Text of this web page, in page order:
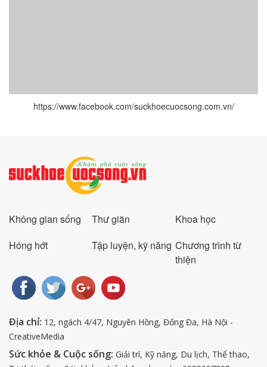
https://www.facebook.com/suckhoecuocsong.com.vn/
Không gian sống Thư giãn
Khoa học
Hóng hớt
Tập luyện, kỹ năng Chương trình từ
thiện
Địa chỉ: 12, ngách 4/47, Nguyên Hồng, Đống Đa, Hà Nội -
CreativeMedia
Sức khỏe & Cuộc sống: Giải trí, Kỹ năng, Du lịch, Thể thao,